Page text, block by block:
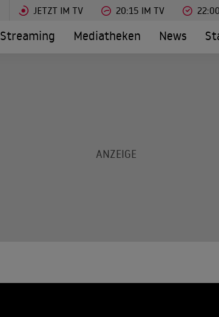
JETZT IM TV 20:15 IM TV
Streaming Mediatheken News